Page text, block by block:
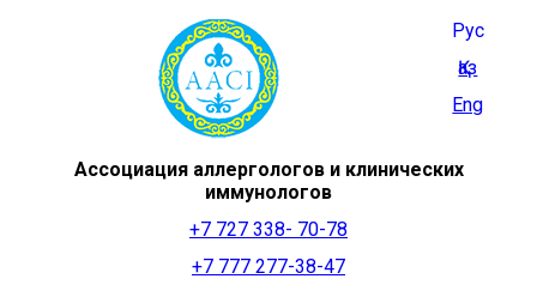
Рус
Қаз
Eng
Ассоциация аллергологов и клинических
иммунологов
+7 727 338- 70-78
+7 777 277-38-47